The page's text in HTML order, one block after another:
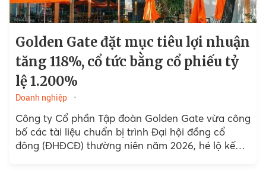
Golden Gate đặt mục tiêu lợi nhuận
tăng 118%, cổ tức bằng cổ phiếu tỷ
lệ 1.200%
Doanh nghiệp
Công ty Cổ phần Tập đoàn Golden Gate vừa công
bố các tài liệu chuẩn bị trình Đại hội đồng cổ
đông (ĐHĐCĐ) thường niên năm 2026, hé lộ kế